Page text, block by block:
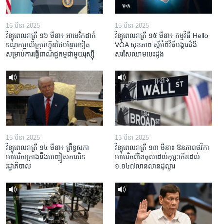
16 មីនា 2025
វិទ្យុពេលរាត្រី ១៦ មីនា៖ អាមេរិក​ដាក់​
ទណ្ឌកម្ម​លើ​ក្រុមហ៊ុន​ថៃ​បន្ថែម​ទៀត​
សម្រាប់​ការ​ធ្វើ​ពាណិជ្ជកម្ម​ជាមួយ​រុស្ស៊ី
15 មីនា 2025
វិទ្យុពេលរាត្រី ១៥ មីនា៖ កម្មវិធី ​Hello
VOA សុខភាព ស្ដី​អំពី​វិធី​បង្ការ​ជំងឺ​
សរសៃ​ឈាម​បេះដូង
15 មីនា 2025
វិទ្យុពេលរាត្រី ១៤ មីនា៖ ព្រឹទ្ធសភា
អាមេរិកគ្រោងនឹងបញ្ចៀសការបិទ
រដ្ឋាភិបាល
13 មីនា 2025
វិទ្យុពេលរាត្រី ១៣ មីនា៖ ឱនភាព​ថវិកា​
អាមេរិក​ពី​ខែ​តុលា​ដល់​កុម្ភៈ​កើន​ដល់​
១.១៤៧​លានលាន​ដុល្លារ